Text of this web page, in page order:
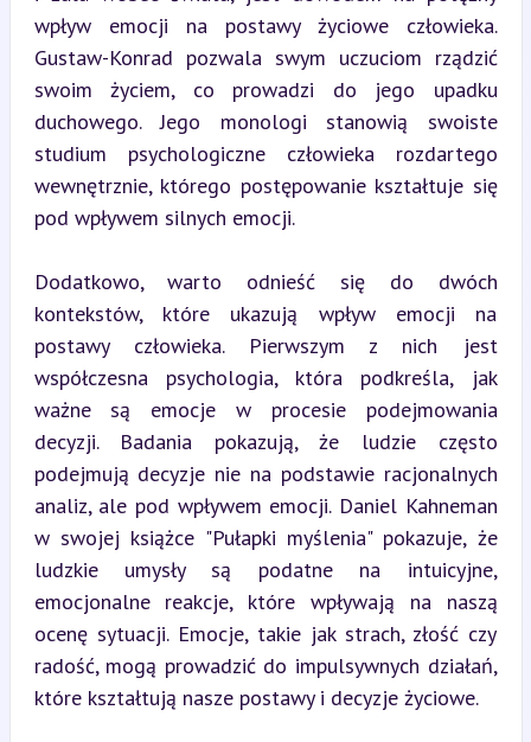
wpływ emocji na postawy życiowe człowieka.
Gustaw-Konrad pozwala swym uczuciom rządzić
swoim życiem, co prowadzi do jego upadku
duchowego. Jego monologi stanowią swoiste
studium psychologiczne człowieka rozdartego
wewnętrznie, którego postępowanie kształtuje się
pod wpływem silnych emocji.
Dodatkowo, warto odnieść się do dwóch
kontekstów, które ukazują wpływ emocji na
postawy człowieka. Pierwszym z nich jest
współczesna psychologia, która podkreśla, jak
ważne są emocje w procesie podejmowania
decyzji. Badania pokazują, że ludzie często
podejmują decyzje nie na podstawie racjonalnych
analiz, ale pod wpływem emocji. Daniel Kahneman
w swojej książce "Pułapki myślenia" pokazuje, że
ludzkie umysły są podatne na intuicyjne,
emocjonalne reakcje, które wpływają na naszą
ocenę sytuacji. Emocje, takie jak strach, złość czy
radość, mogą prowadzić do impulsywnych działań,
które kształtują nasze postawy i decyzje życiowe.